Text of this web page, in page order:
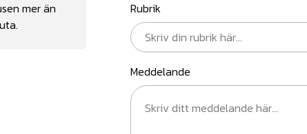
mer än
Rubrik
Meddelande